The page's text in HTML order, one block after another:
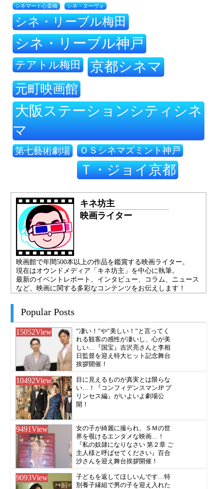
シネマート心斎橋 シネ・ヌーヴォ
シネ・リーブル梅田
シネ・リーブル神戸
テアトル梅田 京都シネマ
元町映画館
大阪ステーションシティシネ
マ
第七藝術劇場 ＯＳシネマズミント神戸
Ｔ・ジョイ京都
キネ坊主
映画ライター
映画館で年間500本以上の作品を鑑賞する映画ライター。
現在はオウンドメディア「キネ坊主」を中心に執筆。
最新のイベントレポート、インタビュー、コラム、ニュース
など、映画に関する多彩なコンテンツをお伝えします！
Popular Posts
15052View
”凄い！”や”美しい！”と言ってく
れる観客の感性が凄いし、心が美
しい…『国宝』吉沢亮さんと李相
日監督を迎え特大ヒット記念舞台
挨拶開催！
10492View
目に見えるものが真実とは限らな
い…！『コンフィデンスマンJP プ
リンセス編』がいよいよ劇場公
開！
9491View
女の子が綺麗に撮られ、ＳＭの世
界を覗けるエンタメな映画…！
『私の奴隷になりなさい 第２章 ご
主人様と呼ばせてください』百合
沙さんを迎え舞台挨拶開催！
9093View
子どもを返してほしいんです…特
別養子縁組で男の子を迎え入れた